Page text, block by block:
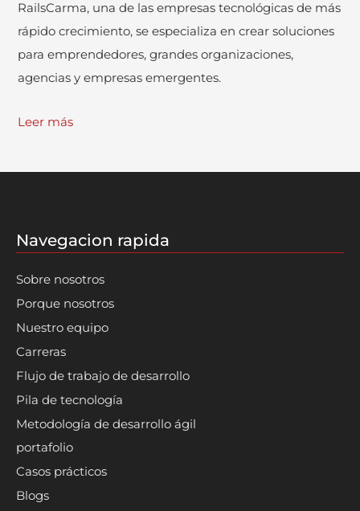
RailsCarma, una de las empresas tecnológicas de más
rápido crecimiento, se especializa en crear soluciones
para emprendedores, grandes organizaciones,
agencias y empresas emergentes.
Leer más
Navegacion rapida
Sobre nosotros
Porque nosotros
Nuestro equipo
Carreras
Flujo de trabajo de desarrollo
Pila de tecnología
Metodología de desarrollo ágil
portafolio
Casos prácticos
Blogs